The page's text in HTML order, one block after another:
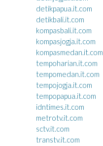
detikpapua.it.com
detikbali.it.com
kompasbali.it.com
kompasjogja.it.com
kompasmedan.it.com
tempoharian.it.com
tempomedan.it.com
tempojogja.it.com
tempopapua.it.com
idntimes.it.com
metrotv.it.com
sctv.it.com
transtv.it.com